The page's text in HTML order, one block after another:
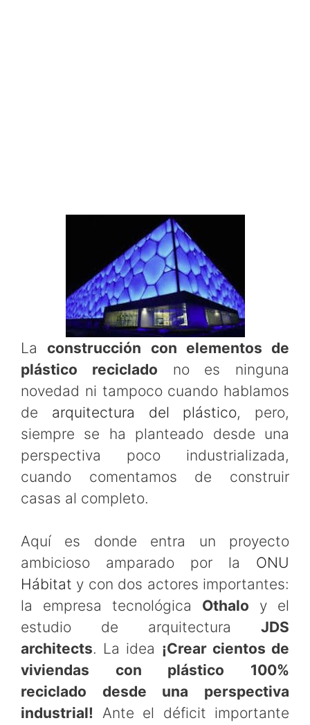
Laconstrucción con elementos de
plástico reciclado no es ninguna
novedad ni tampoco cuando hablamos
de arquitectura del plástico, pero,
siempre se ha planteado desde una
perspectiva poco industrializada,
cuando comentamos de construir
casas al completo.
Aquí es donde entra un proyecto
ambicioso amparado por la ONU
Hábitat y con dos actores importantes:
la empresa tecnológica Othalo y el
estudio de arquitectura JDS
architects. La idea ¡Crear cientos de
viviendas con plástico 100%
reciclado desde una perspectiva
industrial! Ante el déficit importante